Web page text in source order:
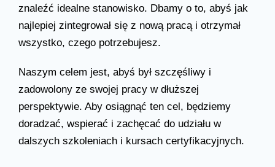
znaleźć idealne stanowisko. Dbamy o to, abyś jak
najlepiej zintegrował się z nową pracą i otrzymał
wszystko, czego potrzebujesz.
Naszym celem jest, abyś był szczęśliwy i
zadowolony ze swojej pracy w dłuższej
perspektywie. Aby osiągnąć ten cel, będziemy
doradzać, wspierać i zachęcać do udziału w
dalszych szkoleniach i kursach certyfikacyjnych.